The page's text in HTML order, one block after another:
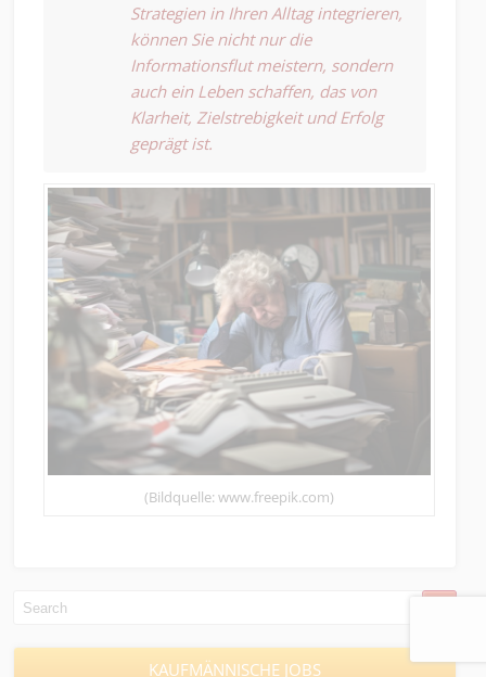
Strategien in Ihren Alltag integrieren,
können Sie nicht nur die
Informationsflut meistern, sondern
auch ein Leben schaffen, das von
Klarheit, Zielstrebigkeit und Erfolg
geprägt ist.
(Bildquelle: www.freepik.com)
KAUFMÄNNISCHE JOBS